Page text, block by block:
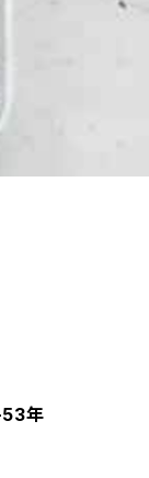
53年